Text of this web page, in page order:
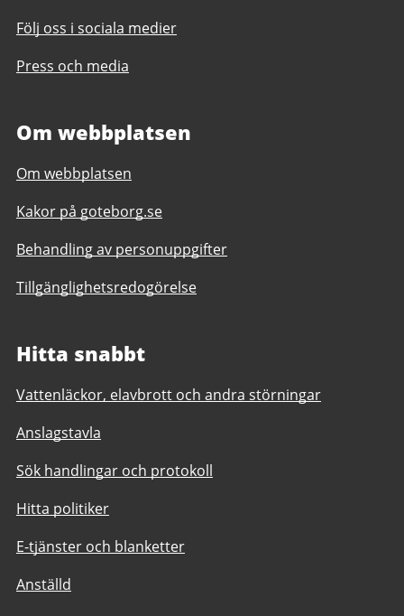
Följ oss i sociala medier
Press och media
Om webbplatsen
Om webbplatsen
Kakor på goteborg.se
Behandling av personuppgifter
Tillgänglighetsredogörelse
Hitta snabbt
Vattenläckor, elavbrott och andra störningar
Anslagstavla
Sök handlingar och protokoll
Hitta politiker
E-tjänster och blanketter
Anställd